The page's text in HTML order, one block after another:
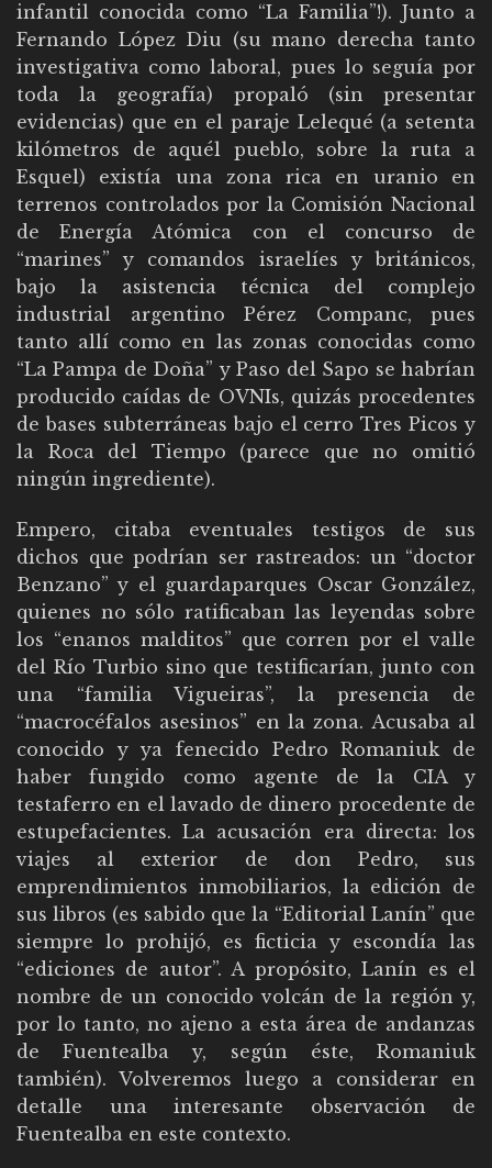
infantil conocida como “La Familia”!). Junto a
Fernando López Diu (su mano derecha tanto
investigativa como laboral, pues lo seguía por
toda la geografía) propaló (sin presentar
evidencias) que en el paraje Lelequé (a setenta
kilómetros de aquél pueblo, sobre la ruta a
Esquel) existía una zona rica en uranio en
terrenos controlados por la Comisión Nacional
de Energía Atómica con el concurso de
“marines” y comandos israelíes y británicos,
bajo la asistencia técnica del complejo
industrial argentino Pérez Companc, pues
tanto allí como en las zonas conocidas como
“La Pampa de Doña” y Paso del Sapo se habrían
producido caídas de OVNIs, quizás procedentes
de bases subterráneas bajo el cerro Tres Picos y
la Roca del Tiempo (parece que no omitió
ningún ingrediente).
Empero, citaba eventuales testigos de sus
dichos que podrían ser rastreados: un “doctor
Benzano” y el guardaparques Oscar González,
quienes no sólo ratificaban las leyendas sobre
los “enanos malditos” que corren por el valle
del Río Turbio sino que testificarían, junto con
una “familia Vigueiras”, la presencia de
“macrocéfalos asesinos” en la zona. Acusaba al
conocido y ya fenecido Pedro Romaniuk de
haber fungido como agente de la CIA y
testaferro en el lavado de dinero procedente de
estupefacientes. La acusación era directa: los
viajes al exterior de don Pedro, sus
emprendimientos inmobiliarios, la edición de
sus libros (es sabido que la “Editorial Lanín” que
siempre lo prohijó, es ficticia y escondía las
“ediciones de autor”. A propósito, Lanín es el
nombre de un conocido volcán de la región y,
por lo tanto, no ajeno a esta área de andanzas
de Fuentealba y, según éste, Romaniuk
también). Volveremos luego a considerar en
detalle una interesante observación de
Fuentealba en este contexto.